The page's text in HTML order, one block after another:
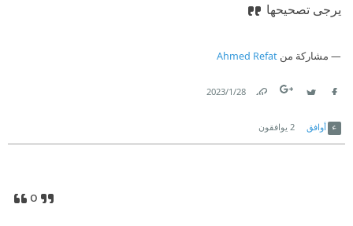
يرجى تصحيحها
مشاركة من Ahmed Refat
28‏/1‏/2023
أوافق 2 يوافقون
o